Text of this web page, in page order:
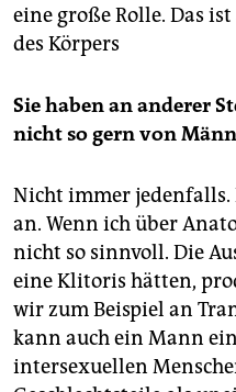
eine große Rolle. Das
des Körpers
Sie haben an anderer
nicht so gern von
Nicht immer jedenfalls.
an. Wenn ich über
nicht so sinnvoll. Die
eine Klitoris hätten,
wir zum Beispiel an
kann auch ein Mann
intersexuellen